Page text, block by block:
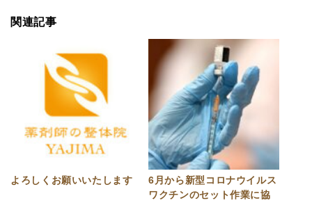
関連記事
よろしくお願いいたします
6月から新型コロナウイルス
ワクチンのセット作業に協